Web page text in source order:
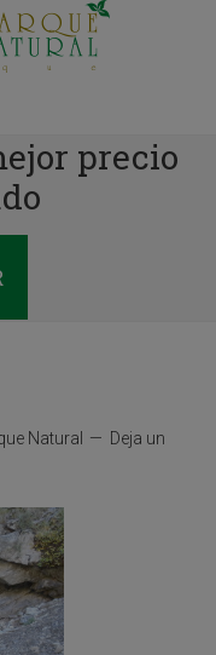
precio
Natural
Deja un